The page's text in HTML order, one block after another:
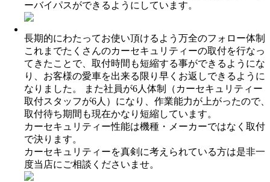
ーバイパスができるようにしています。
長期的にわたってお使い頂けるよう万全のフォロー体制
これまでたくさんのカーセキュリティーの取付を行なっ
てきたことで、取付時間も短縮する事ができるようにな
り、お客様の愛車を出来る限り早くお返しできるように
なりました。 また社員が6人体制（カーセキュリティー
取付スタッフが6人）になり、作業能力が上がったので、
取付待ち期間も現在かなり短縮しています。
カーセキュリティー性能は機種・メーカーではなく取付
で決ります。
カーセキュリティーを真剣に考えられている方は是非一
度当店にご相談くださいませ。